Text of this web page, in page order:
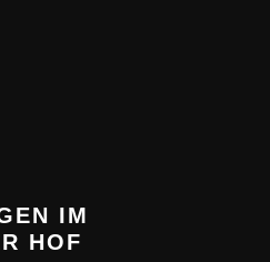
IM
HOF